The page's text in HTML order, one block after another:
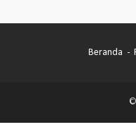
Beranda